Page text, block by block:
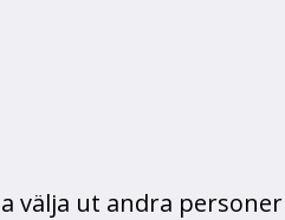
välja ut andra